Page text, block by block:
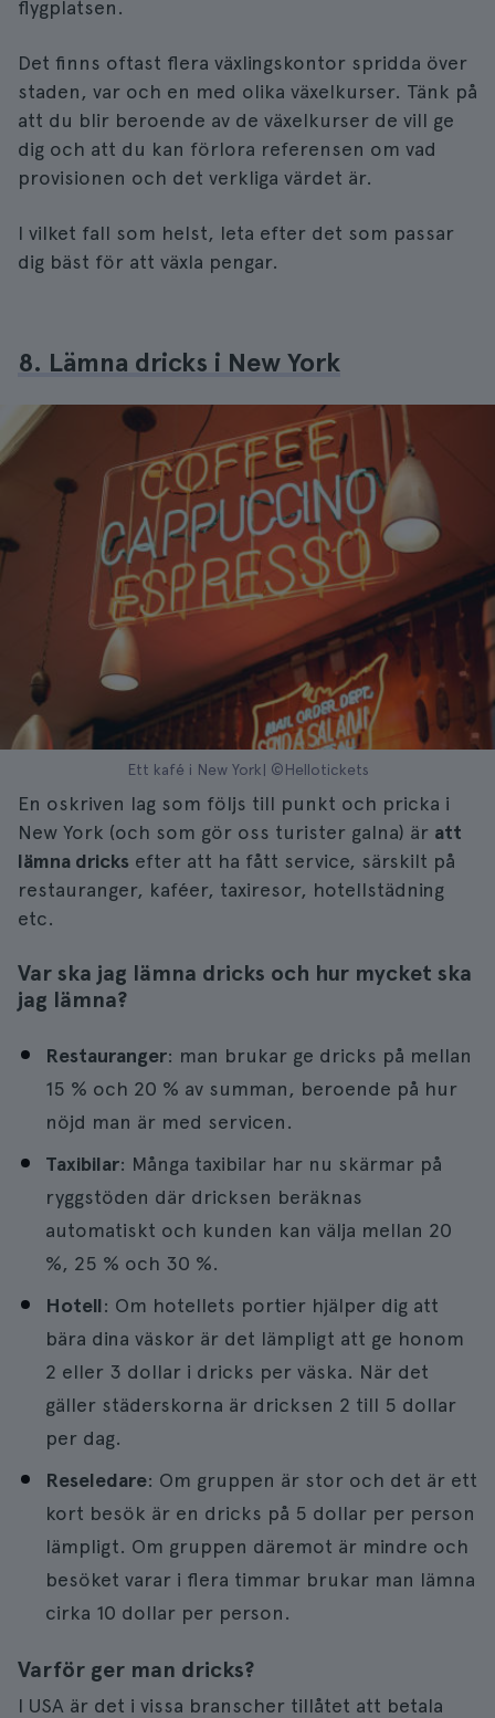
flygplatsen.
Det finns oftast flera växlingskontor spridda över
staden, var och en med olika växelkurser. Tänk på
att du blir beroende av de växelkurser de vill ge
dig och att du kan förlora referensen om vad
provisionen och det verkliga värdet är.
I vilket fall som helst, leta efter det som passar
dig bäst för att växla pengar.
8. Lämna dricks i New York
Ett kafé i New York| ©Hellotickets
En oskriven lag som följs till punkt och pricka i
New York (och som gör oss turister galna) är att
lämna dricks efter att ha fått service, särskilt på
restauranger, kaféer, taxiresor, hotellstädning
etc.
Var ska jag lämna dricks och hur mycket ska
jag lämna?
Restauranger: man brukar ge dricks på mellan
15 % och 20 % av summan, beroende på hur
nöjd man är med servicen.
Taxibilar: Många taxibilar har nu skärmar på
ryggstöden där dricksen beräknas
automatiskt och kunden kan välja mellan 20
%, 25 % och 30 %.
Hotell: Om hotellets portier hjälper dig att
bära dina väskor är det lämpligt att ge honom
2 eller 3 dollar i dricks per väska. När det
gäller städerskorna är dricksen 2 till 5 dollar
per dag.
Reseledare: Om gruppen är stor och det är ett
kort besök är en dricks på 5 dollar per person
lämpligt. Om gruppen däremot är mindre och
besöket varar i flera timmar brukar man lämna
cirka 10 dollar per person.
Varför ger man dricks?
I USA är det i vissa branscher tillåtet att betala